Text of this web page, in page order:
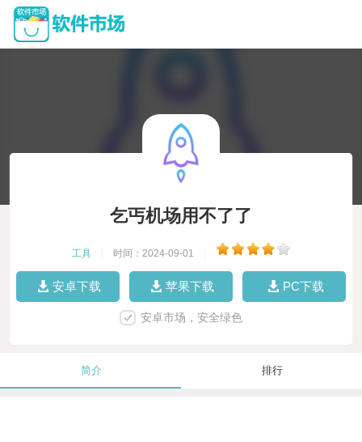
乞丐机场用不了了
工具 时间：2024-09-01
安卓下载 苹果下载 PC下载
安卓市场，安全绿色
简介 排行